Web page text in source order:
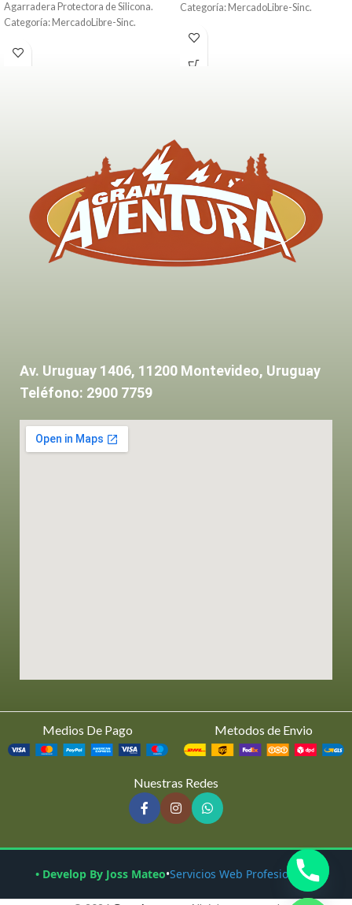
Agarradera Protectora de Silicona.
Categoría: MercadoLibre-Sinc.
Categoría: MercadoLibre-Sinc.
Av. Uruguay 1406, 11200 Montevideo, Uruguay
Teléfono: 2900 7759
Medios De Pago Metodos de Envio
Nuestras Redes
• Develop By Joss Mateo•Servicios Web Profesionales